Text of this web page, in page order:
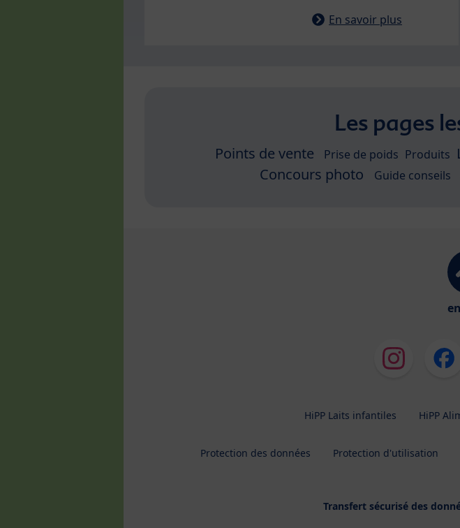
En savoir plus
Les pages
Points de vente Prise de poids Produits
Concours photo Guide conseils
HiPP Laits infantiles HiPP
Protection des données Protection d'utilisation
Transfert sécurisé des